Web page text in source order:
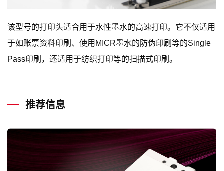
该型号的打印头适合用于水性墨水的高速打印。它不仅适用
于如账票资料印刷、使用MICR墨水的防伪印刷等的Single
Pass印刷，还适用于纺织打印等的扫描式印刷。
推荐信息